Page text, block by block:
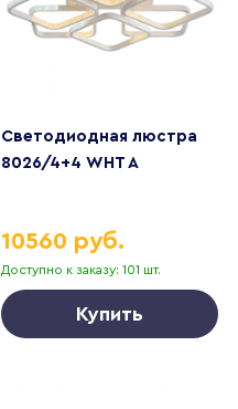
Светодиодная люстра
8026/4+4 WHT A
Доступно к заказу: 101 шт.
10560 руб.
Купить